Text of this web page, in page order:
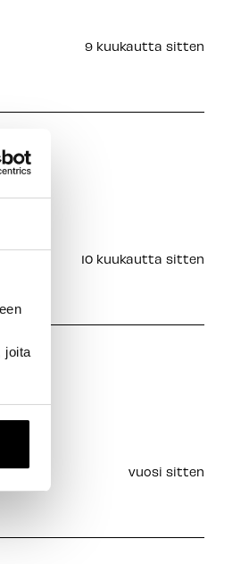
joita
9 kuukautta sitten
10 kuukautta sitten
vuosi sitten